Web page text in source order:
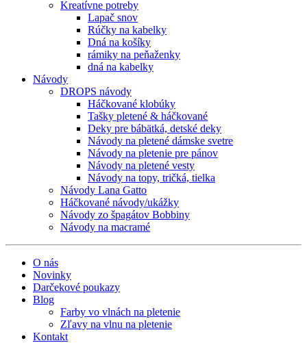
Kreatívne potreby
Lapač snov
Rúčky na kabelky
Dná na košíky
rámiky na peňaženky
dná na kabelky
Návody
DROPS návody
Háčkované klobúky
Tašky pletené & háčkované
Deky pre bábätká, detské deky
Návody na pletené dámske svetre
Návody na pletenie pre pánov
Návody na pletené vesty
Návody na topy, tričká, tielka
Návody Lana Gatto
Háčkované návody/ukážky
Návody zo špagátov Bobbiny
Návody na macramé
O nás
Novinky
Darčekové poukazy
Blog
Farby vo vlnách na pletenie
Zľavy na vlnu na pletenie
Kontakt